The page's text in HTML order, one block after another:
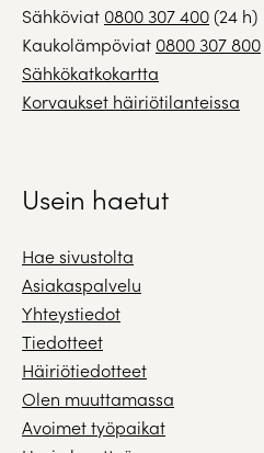
Sähköviat 0800 307 400(24 h)
Kaukolämpöviat 0800 307 800
Sähkökatkokartta
Korvaukset häiriötilanteissa
Usein haetut
Hae sivustolta
Asiakaspalvelu
Yhteystiedot
Tiedotteet
Häiriötiedotteet
Olen muuttamassa
Avoimet työpaikat